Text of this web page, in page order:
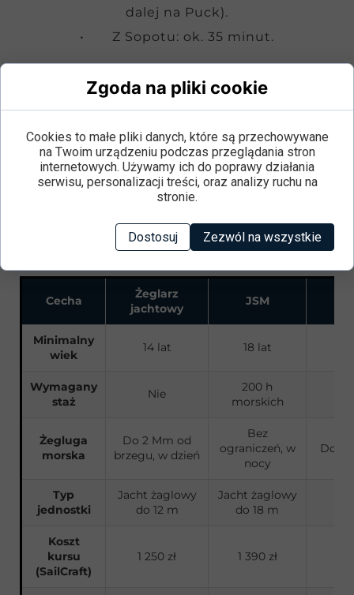
dalej na Puck).
• Z Sopotu: ok. 35 minut.
Dostępna jest też komunikacja publiczna –
pociąg do Redy lub Wejherowa, a stamtąd
dla kursantów przyjeżdżających bez
samochodu.
Porównanie patentów – który
wybrać na start?
Cecha
Żeglarz
jachtowy
JSM
Minimalny
wiek
14 lat 18 lat
Wymagany
staż
Nie
200 h
morskich
Żegluga
morska
Do 2 Mm od
brzegu, w dzień
Bez
ograniczeń, w
nocy
Do 2
Typ
jednostki
Jacht żaglowy
do 12 m
Jacht żaglowy
do 18 m
Koszt
kursu
(SailCraft)
1 250 zł 1 390 zł
Zgoda na pliki cookie
Cookies to małe pliki danych, które są przechowywane
na Twoim urządzeniu podczas przeglądania stron
internetowych. Używamy ich do poprawy działania
serwisu, personalizacji treści, oraz analizy ruchu na
stronie.
Dostosuj Zezwól na wszystkie